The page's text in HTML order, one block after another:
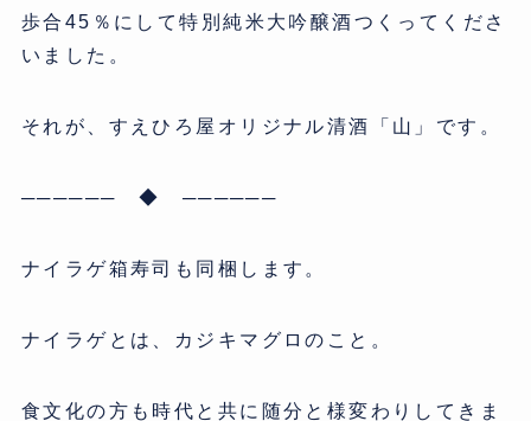
歩合45％にして特別純米大吟醸酒つくってくださ
いました。
それが、すえひろ屋オリジナル清酒「山」です。
────── ◆ ──────
ナイラゲ箱寿司も同梱します。
ナイラゲとは、カジキマグロのこと。
食文化の方も時代と共に随分と様変わりしてきま